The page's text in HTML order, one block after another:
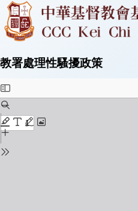
教署處理性騷擾政策